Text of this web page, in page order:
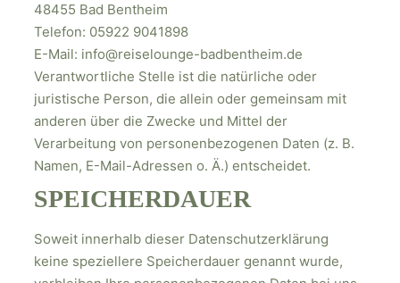
48455 Bad Bentheim
Telefon: 05922 9041898
E-Mail: info@reiselounge-badbentheim.de
Verantwortliche Stelle ist die natürliche oder
juristische Person, die allein oder gemeinsam mit
anderen über die Zwecke und Mittel der
Verarbeitung von personenbezogenen Daten (z. B.
Namen, E-Mail-Adressen o. Ä.) entscheidet.
SPEICHERDAUER
Soweit innerhalb dieser Datenschutzerklärung
keine speziellere Speicherdauer genannt wurde,